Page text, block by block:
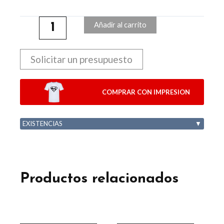
Añadir al carrito
Solicitar un presupuesto
COMPRAR CON IMPRESION
EXISTENCIAS ▼
Productos relacionados